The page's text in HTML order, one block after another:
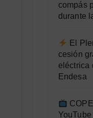
compás
durante
El
cesión
eléctrica
Endesa